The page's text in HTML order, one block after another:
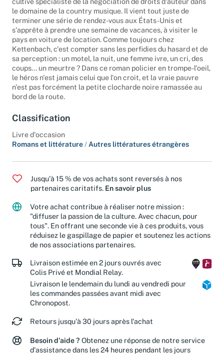
le domaine de la country musique. Il vient tout juste de
terminer une série de rendez-vous aux États-Unis et
s'apprête à prendre une semaine de vacances, à visiter le
pays en voiture de location. Comme toujours chez
Kettenbach, c'est compter sans les perfidies du hasard et de
sa perception : un motel, la nuit, une femme ivre, un cri, des
coups... un meurtre ? Dans ce roman policier en trompe-l'oeil,
le héros n'est jamais celui que l'on croit, et la vraie pauvre
n'est pas forcément la petite clocharde noire ramassée au
bord de la route.
Classification
Livre d'occasion
Romans et littérature / Autres littératures étrangères
Jusqu'à 15 % de vos achats sont reversés à nos
partenaires caritatifs. En savoir plus
Votre achat contribue à réaliser notre mission :
"diffuser la passion de la culture. Avec chacun, pour
tous". En offrant une seconde vie à ces produits, vous
réduisez le gaspillage de papier et soutenez les actions
de nos associations partenaires.
Livraison estimée en 2 jours ouvrés avec
Colis Privé et Mondial Relay.
Livraison le lendemain du lundi au vendredi pour
les commandes passées avant midi avec
Chronopost.
Retours jusqu'à 30 jours après l'achat
Besoin d'aide ? Obtenez une réponse de notre service
d'assistance dans les 24 heures pendant les jours